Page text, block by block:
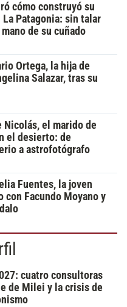
cómo construyó su
Patagonia: sin talar
de su cuñado
Ortega, la hija de
Salazar, tras su
Nicolás, el marido de
el desierto: de
a astrofotógrafo
Fuentes, la joven
con Facundo Moyano y
cuatro consultoras
de Milei y la crisis de